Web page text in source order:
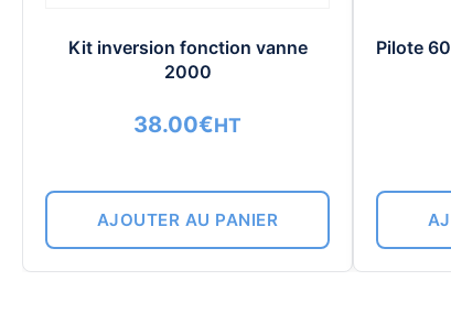
Kit inversion fonction vanne
2000
38.00€HT
AJOUTER AU PANIER
Pilote